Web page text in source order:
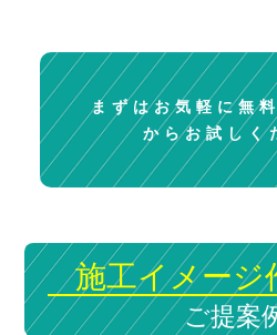
まずはお気軽に無
からお試しく
施工イメージ
ご提案